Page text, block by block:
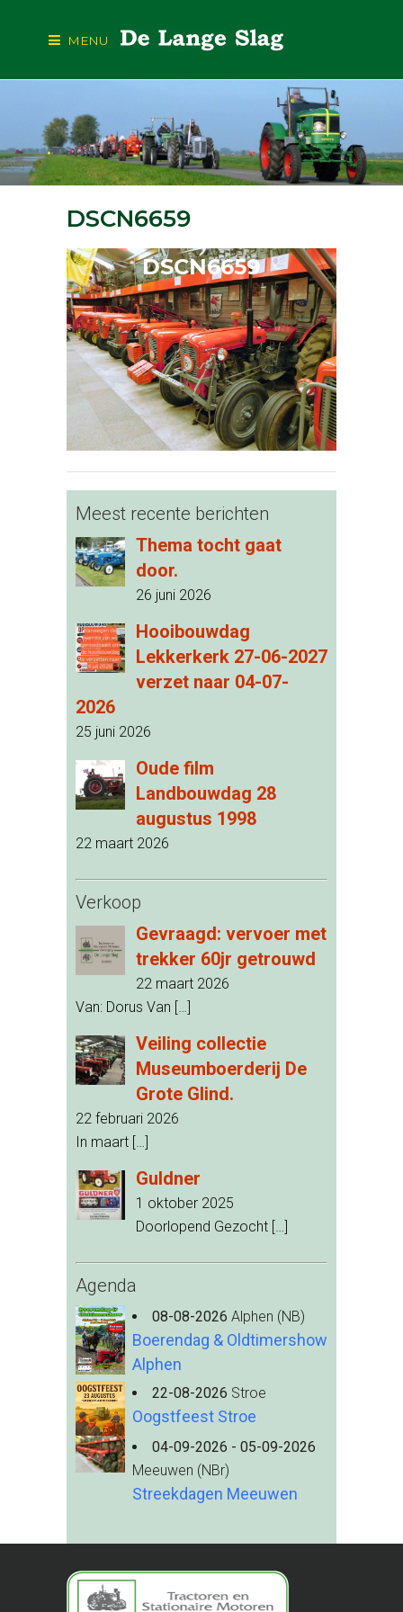
MENU
DSCN6659
DSCN6659
Meest recente berichten
Thema tocht gaat
door.
26 juni 2026
Hooibouwdag
Lekkerkerk 27-06-2027
verzet naar 04-07-
2026
25 juni 2026
Oude film
Landbouwdag 28
augustus 1998
22 maart 2026
Verkoop
Gevraagd: vervoer met
trekker 60jr getrouwd
22 maart 2026
Van: Dorus Van […]
Veiling collectie
Museumboerderij De
Grote Glind.
22 februari 2026
In maart […]
Guldner
1 oktober 2025
Doorlopend Gezocht […]
Agenda
08-08-2026 Alphen (NB)
Boerendag & Oldtimershow
Alphen
22-08-2026 Stroe
Oogstfeest Stroe
04-09-2026 - 05-09-2026
Meeuwen (NBr)
Streekdagen Meeuwen